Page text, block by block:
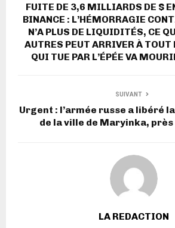
FUITE DE 3,6 MILLIARDS DE $
BINANCE : L’HÉMORRAGIE
N’A PLUS DE LIQUIDITÉS, CE
AUTRES PEUT ARRIVER À TOUT
QUI TUE PAR L’ÉPÉE VA
SUIVANT
Urgent : l’armée russe a libéré
de la ville de Maryinka, près
LA REDACTION